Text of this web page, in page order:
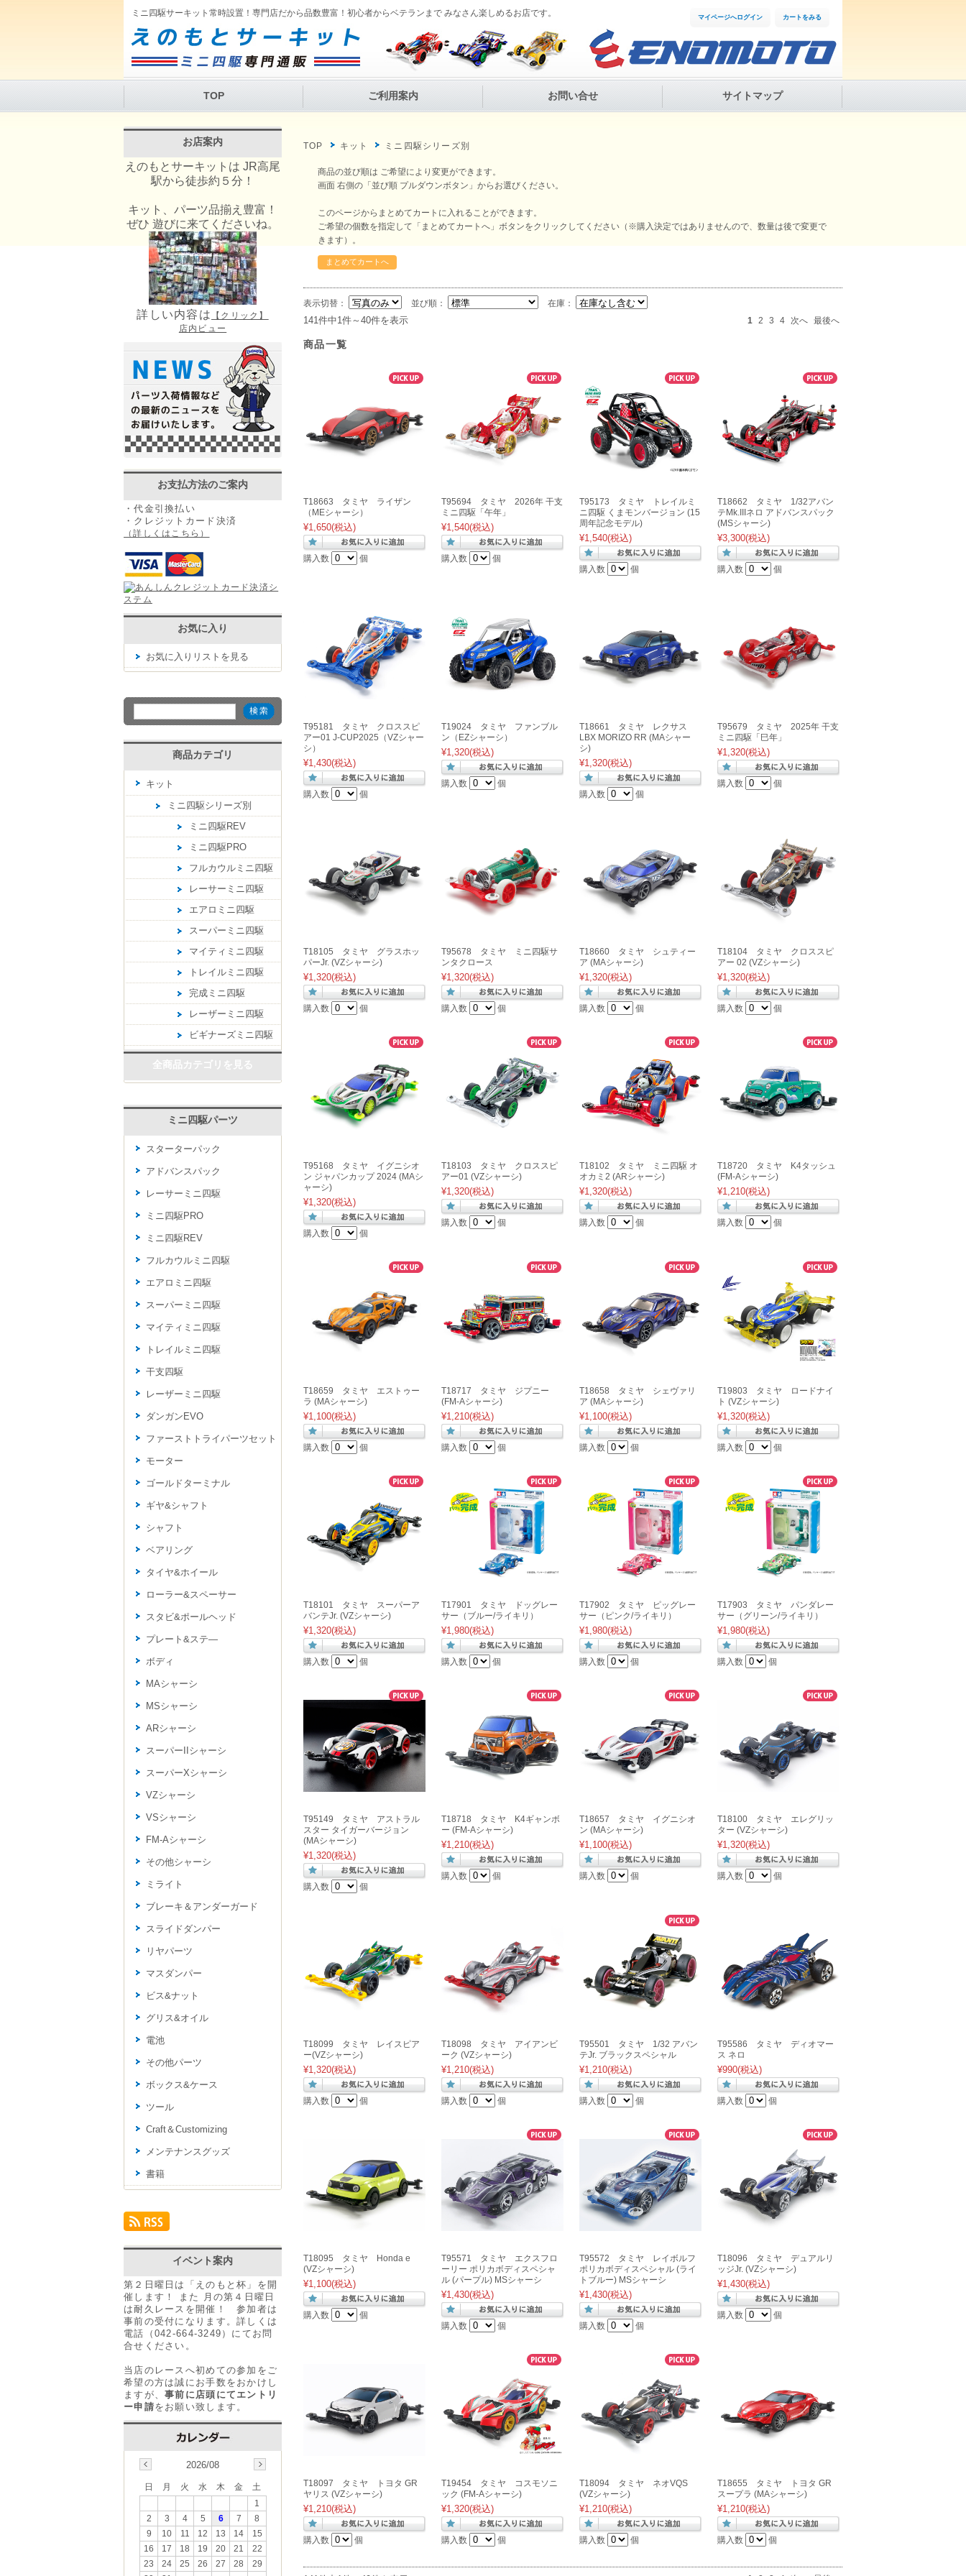
ミニ四駆サーキット常時設置！専門店だから品数豊富！初心者からベテランまで みなさん楽しめるお店です。 マイページへログイン カートをみる
TOP ご利用案内 お問い合せ サイトマップ
TOP キット ミニ四駆シリーズ別
商品の並び順は ご希望により変更ができます。
画面 右側の「並び順 プルダウンボタン」からお選びください。
このページからまとめてカートに入れることができます。
ご希望の個数を指定して「まとめてカートへ」ボタンをクリックしてください（※購入決定ではありませんので、数量は後で変更で
きます）。
表示切替： 並び順： 在庫：
141件中1件～40件を表示 1 2 3 4 次へ 最後へ
商品一覧
T18663 タミヤ ライザン
（MEシャーシ）
¥1,650(税込)
購入数 個
T95694 タミヤ 2026年 干支
ミニ四駆「午年」
¥1,540(税込)
購入数 個
T95173 タミヤ トレイルミ
ニ四駆 くまモンバージョン (15
周年記念モデル)
¥1,540(税込)
購入数 個
T18662 タミヤ 1/32アバン
テMk.IIIネロ アドバンスパック
(MSシャーシ)
¥3,300(税込)
購入数 個
T95181 タミヤ クロススピ
アー01 J-CUP2025（VZシャー
シ）
¥1,430(税込)
購入数 個
T19024 タミヤ ファンブル
ン（EZシャーシ）
¥1,320(税込)
購入数 個
T18661 タミヤ レクサス
LBX MORIZO RR (MAシャー
シ)
¥1,320(税込)
購入数 個
T95679 タミヤ 2025年 干支
ミニ四駆「巳年」
¥1,320(税込)
購入数 個
T18105 タミヤ グラスホッ
パーJr. (VZシャーシ)
¥1,320(税込)
購入数 個
T95678 タミヤ ミニ四駆サ
ンタクロース
¥1,320(税込)
購入数 個
T18660 タミヤ シュティー
ア (MAシャーシ)
¥1,320(税込)
購入数 個
T18104 タミヤ クロススピ
アー 02 (VZシャーシ)
¥1,320(税込)
購入数 個
T95168 タミヤ イグニシオ
ン ジャパンカップ 2024 (MAシ
ャーシ)
¥1,320(税込)
購入数 個
T18103 タミヤ クロススピ
アー01 (VZシャーシ)
¥1,320(税込)
購入数 個
T18102 タミヤ ミニ四駆 オ
オカミ2 (ARシャーシ)
¥1,320(税込)
購入数 個
T18720 タミヤ K4タッシュ
(FM-Aシャーシ)
¥1,210(税込)
購入数 個
T18659 タミヤ エストゥー
ラ (MAシャーシ)
¥1,100(税込)
購入数 個
T18717 タミヤ ジプニー
(FM-Aシャーシ)
¥1,210(税込)
購入数 個
T18658 タミヤ シェヴァリ
ア (MAシャーシ)
¥1,100(税込)
購入数 個
T19803 タミヤ ロードナイ
ト (VZシャーシ)
¥1,320(税込)
購入数 個
T18101 タミヤ スーパーア
バンテJr. (VZシャーシ)
¥1,320(税込)
購入数 個
T17901 タミヤ ドッグレー
サー（ブルー/ライキリ）
¥1,980(税込)
購入数 個
T17902 タミヤ ピッグレー
サー（ピンク/ライキリ）
¥1,980(税込)
購入数 個
T17903 タミヤ パンダレー
サー（グリーン/ライキリ）
¥1,980(税込)
購入数 個
T95149 タミヤ アストラル
スター タイガーバージョン
(MAシャーシ)
¥1,320(税込)
購入数 個
T18718 タミヤ K4ギャンボ
ー (FM-Aシャーシ)
¥1,210(税込)
購入数 個
T18657 タミヤ イグニシオ
ン (MAシャーシ)
¥1,100(税込)
購入数 個
T18100 タミヤ エレグリッ
ター (VZシャーシ)
¥1,320(税込)
購入数 個
T18099 タミヤ レイスピア
ー(VZシャーシ)
¥1,320(税込)
購入数 個
T18098 タミヤ アイアンビ
ーク (VZシャーシ)
¥1,210(税込)
購入数 個
T95501 タミヤ 1/32 アバン
テJr. ブラックスペシャル
¥1,210(税込)
購入数 個
T95586 タミヤ ディオマー
ス ネロ
¥990(税込)
購入数 個
T18095 タミヤ Honda e
(VZシャーシ)
¥1,100(税込)
購入数 個
T95571 タミヤ エクスフロ
ーリー ポリカボディスペシャ
ル (パープル) MSシャーシ
¥1,430(税込)
購入数 個
T95572 タミヤ レイボルフ
ポリカボディスペシャル (ライ
トブルー) MSシャーシ
¥1,430(税込)
購入数 個
T18096 タミヤ デュアルリ
ッジJr. (VZシャーシ)
¥1,430(税込)
購入数 個
T18097 タミヤ トヨタ GR
ヤリス (VZシャーシ)
¥1,210(税込)
購入数 個
T19454 タミヤ コスモソニ
ック (FM-Aシャーシ)
¥1,320(税込)
購入数 個
T18094 タミヤ ネオVQS
(VZシャーシ)
¥1,210(税込)
購入数 個
T18655 タミヤ トヨタ GR
スープラ (MAシャーシ)
¥1,210(税込)
購入数 個
お店案内
えのもとサーキットは JR高尾
駅から徒歩約５分！
キット、パーツ品揃え豊富！
ぜひ 遊びに来てくださいね。
詳しい内容は
【クリック】
店内ビュー
お支払方法のご案内
・代金引換払い
・クレジットカード決済
（詳しくはこちら）
お気に入り
お気に入りリストを見る
商品カテゴリ
キット
ミニ四駆シリーズ別
ミニ四駆REV
ミニ四駆PRO
フルカウルミニ四駆
レーサーミニ四駆
エアロミニ四駆
スーパーミニ四駆
マイティミニ四駆
トレイルミニ四駆
完成ミニ四駆
レーザーミニ四駆
ビギナーズミニ四駆
全商品カテゴリを見る
ミニ四駆パーツ
スターターパック
アドバンスパック
レーサーミニ四駆
ミニ四駆PRO
ミニ四駆REV
フルカウルミニ四駆
エアロミニ四駆
スーパーミニ四駆
マイティミニ四駆
トレイルミニ四駆
干支四駆
レーザーミニ四駆
ダンガンEVO
ファーストトライパーツセット
モーター
ゴールドターミナル
ギヤ&シャフト
シャフト
ベアリング
タイヤ&ホイール
ローラー&スペーサー
スタビ&ポールヘッド
プレート&ステ―
ボディ
MAシャーシ
MSシャーシ
ARシャーシ
スーパーIIシャーシ
スーパーXシャーシ
VZシャーシ
VSシャーシ
FM-Aシャーシ
その他シャーシ
ミライト
ブレーキ＆アンダーガード
スライドダンパー
リヤパーツ
マスダンパー
ビス&ナット
グリス&オイル
電池
その他パーツ
ボックス&ケース
ツール
Craft＆Customizing
メンテナンスグッズ
書籍
イベント案内
第２日曜日は「えのもと杯」を開
催します！ また 月の第４日曜日
は耐久レースを開催！ 参加者は
事前の受付になります。詳しくは
電話（042-664-3249）にてお問
合せください。
当店のレースへ初めての参加をご
希望の方は誠にお手数をおかけし
ますが、事前に店頭にてエントリ
ー申請をお願い致します。
2026/08
日 月 火 水 木 金
土
1
2
3 4 5 6 7
8
9
10 11 12 13 14
15
16
17 18 19 20 21
22
23
24 25 26 27 28
29